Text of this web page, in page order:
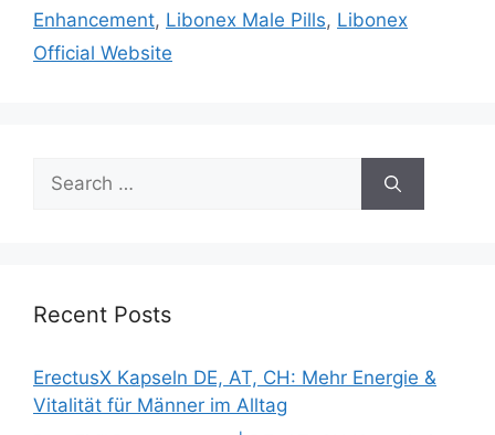
Enhancement, Libonex Male Pills, Libonex
Official Website
Search
for:
Recent Posts
ErectusX Kapseln DE, AT, CH: Mehr Energie &
Vitalität für Männer im Alltag